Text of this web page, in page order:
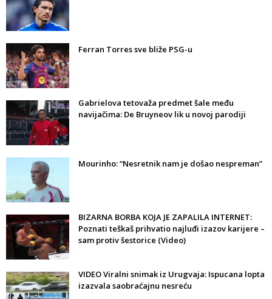
Ferran Torres sve bliže PSG-u
Gabrielova tetovaža predmet šale među
navijačima: De Bruyneov lik u novoj parodiji
Mourinho: “Nesretnik nam je došao nespreman”
BIZARNA BORBA KOJA JE ZAPALILA INTERNET:
Poznati teškaš prihvatio najluđi izazov karijere –
sam protiv šestorice (Video)
VIDEO Viralni snimak iz Urugvaja: Ispucana lopta
izazvala saobraćajnu nesreću